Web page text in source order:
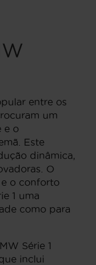
entre os
um
e o
Este
dinâmica,
O
o conforto
1 uma
como para
Série 1
inclui